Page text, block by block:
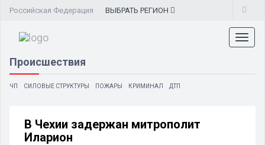
Российская Федерация ВЫБРАТЬ РЕГИОН
Происшествия
ЧП СИЛОВЫЕ СТРУКТУРЫ ПОЖАРЫ КРИМИНАЛ ДТП
В Чехии задержан митрополит
Иларион